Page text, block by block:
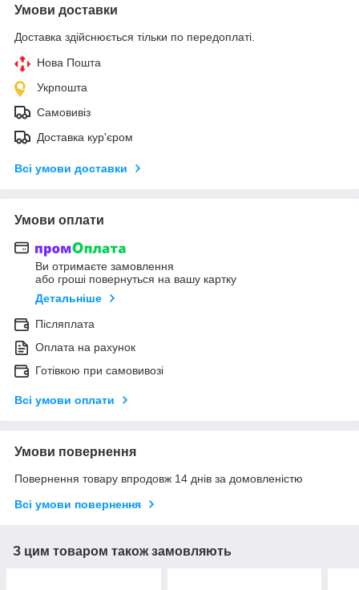
Умови доставки
Доставка здійснюється тільки по передоплаті.
Нова Пошта
Укрпошта
Самовивіз
Доставка кур'єром
Всі умови доставки
Умови оплати
Ви отримаєте замовлення
або гроші повернуться на вашу картку
Детальніше
Післяплата
Оплата на рахунок
Готівкою при самовивозі
Всі умови оплати
Умови повернення
Повернення товару впродовж 14 днів за домовленістю
Всі умови повернення
З цим товаром також замовляють